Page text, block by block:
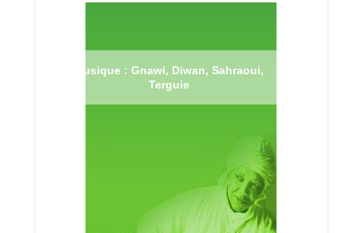
Musique : Gnawi, Diwan, Sahraoui,
Terguie